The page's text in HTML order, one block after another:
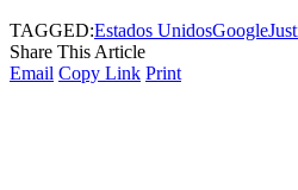
TAGGED:Estados UnidosGoogle
Share This Article
Email Copy Link Print